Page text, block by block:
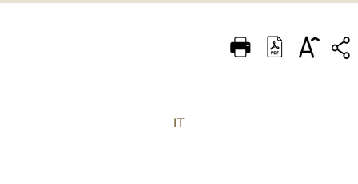
ITALIANO
IT